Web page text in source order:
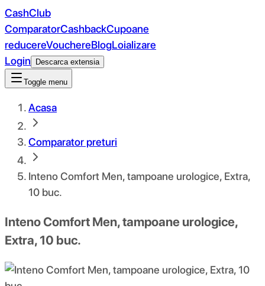
CashClub
ComparatorCashbackCupoane
reducereVouchereBlogLoializare
Login
Descarca extensia
Toggle menu
Acasa
Comparator preturi
Inteno Comfort Men, tampoane urologice, Extra,
10 buc.
Inteno Comfort Men, tampoane urologice,
Extra, 10 buc.